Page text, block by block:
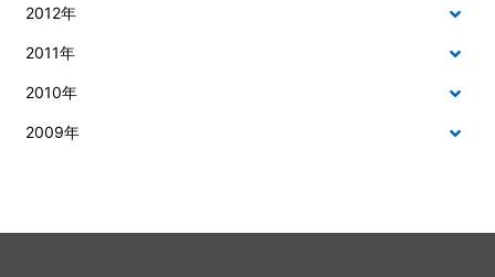
2012年
2011年
2010年
2009年